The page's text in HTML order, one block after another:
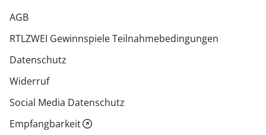
AGB
RTLZWEI Gewinnspiele Teilnahmebedingungen
Datenschutz
Widerruf
Social Media Datenschutz
Empfangbarkeit